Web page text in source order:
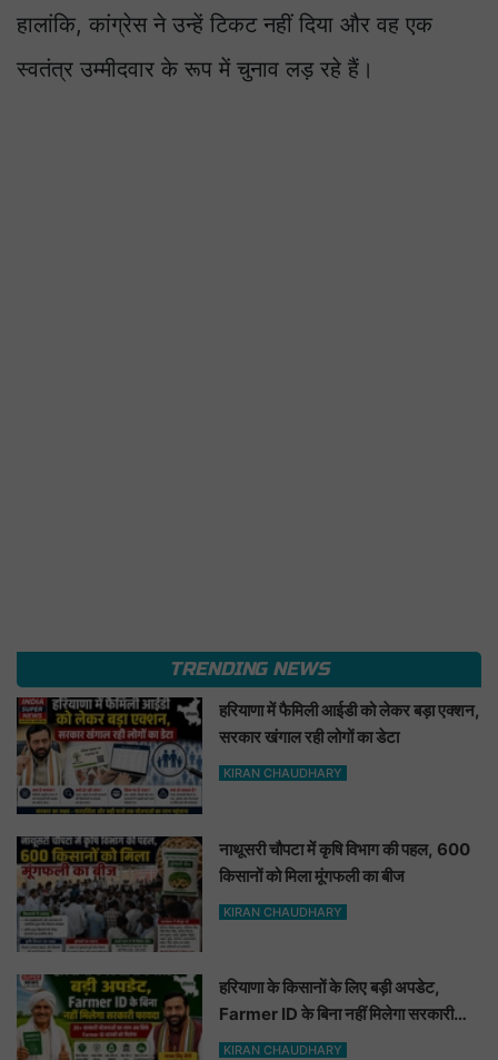
हालांकि, कांग्रेस ने उन्हें टिकट नहीं दिया और वह एक
स्वतंत्र उम्मीदवार के रूप में चुनाव लड़ रहे हैं।
TRENDING NEWS
हरियाणा में फैमिली आईडी को लेकर बड़ा एक्शन,
सरकार खंगाल रही लोगों का डेटा
KIRAN CHAUDHARY
नाथूसरी चौपटा में कृषि विभाग की पहल, 600
किसानों को मिला मूंगफली का बीज
KIRAN CHAUDHARY
हरियाणा के किसानों के लिए बड़ी अपडेट,
Farmer ID के बिना नहीं मिलेगा सरकारी
फायदा
KIRAN CHAUDHARY